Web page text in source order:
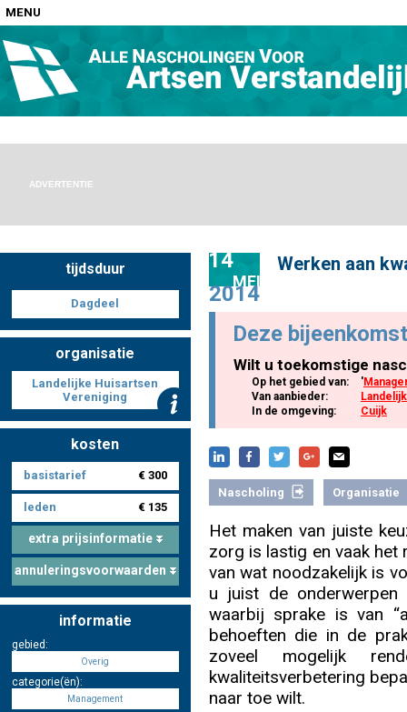
MENU
Home
Nascholingen op locatie (agenda)
Nascholingen online (elearning)
Nascholingen op aanvraag (in-company)
Nascholing aanmelden
Zoek op kaart
Registreren
ADVERTENTIE
tijdsduur
Dagdeel
organisatie
Landelijke Huisartsen
Vereniging
kosten
basistarief € 300
leden € 135
extra prijsinformatie
annuleringsvoorwaarden
informatie
gebied:
Overig
categorie(ën):
Management
14
MEI
2014
Werken aan
Deze
Wilt u toekomstige
Op het gebied van: '
Van aanbieder:
In de omgeving:
Cuijk
Nascholing Organisatie
Het maken van juiste
zorg is lastig en vaak
van wat noodzakelijk is
u juist de onderwerpen
waarbij sprake is van
behoeften die in de
zoveel mogelijk
kwaliteitsverbetering
naar toe wilt.